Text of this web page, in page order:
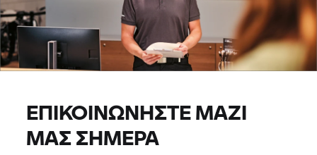
ΕΠΙΚΟΙΝΩΝΉΣΤΕ ΜΑΖΊ
ΜΑΣ ΣΉΜΕΡΑ